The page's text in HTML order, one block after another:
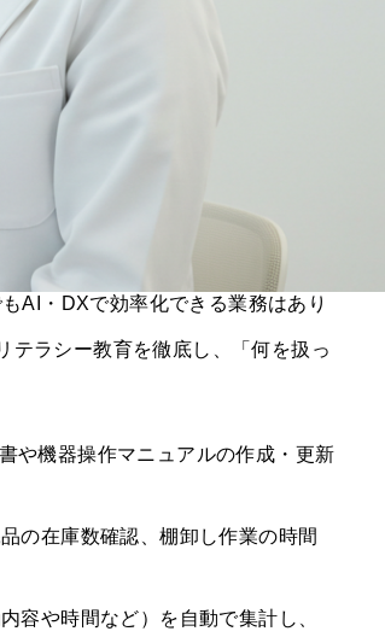
AI・DXで効率化できる業務はあり
テラシー教育を徹底し、「何を扱っ
や機器操作マニュアルの作成・更新
の在庫数確認、棚卸し作業の時間
容や時間など）を自動で集計し、